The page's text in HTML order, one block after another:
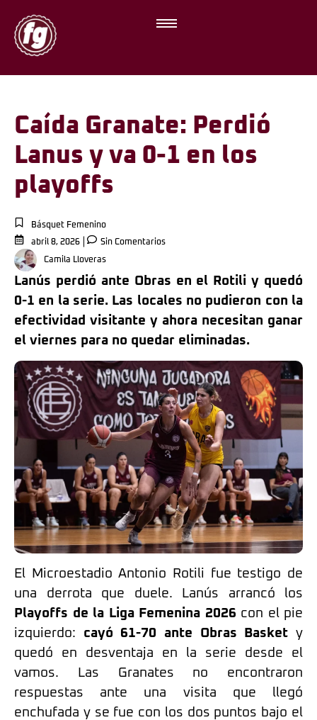
Caída Granate: Perdió
Lanus y va 0-1 en los
playoffs
Básquet Femenino
abril 8, 2026
Sin Comentarios
Camila Lloveras
Lanús perdió ante Obras en el Rotili y quedó
0-1 en la serie. Las locales no pudieron con la
efectividad visitante y ahora necesitan ganar
el viernes para no quedar eliminadas.
El Microestadio Antonio Rotili fue testigo de
una derrota que duele. Lanús arrancó los
Playoffs de la Liga Femenina 2026 con el pie
izquierdo: cayó 61-70 ante Obras Basket y
quedó en desventaja en la serie desde el
vamos. Las Granates no encontraron
respuestas ante una visita que llegó
enchufada y se fue con los dos puntos bajo el